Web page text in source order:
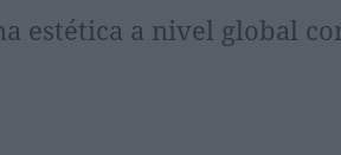
estética a nivel global